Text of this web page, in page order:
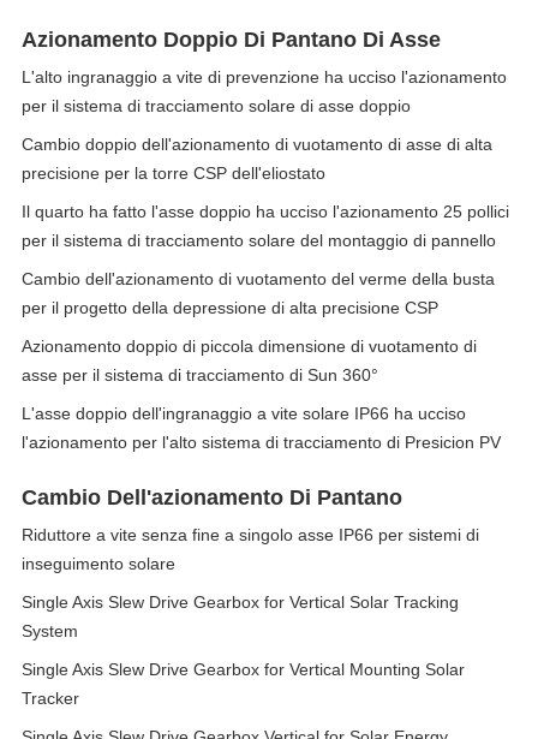
Azionamento Doppio Di Pantano Di Asse
L'alto ingranaggio a vite di prevenzione ha ucciso l'azionamento
per il sistema di tracciamento solare di asse doppio
Cambio doppio dell'azionamento di vuotamento di asse di alta
precisione per la torre CSP dell'eliostato
Il quarto ha fatto l'asse doppio ha ucciso l'azionamento 25 pollici
per il sistema di tracciamento solare del montaggio di pannello
Cambio dell'azionamento di vuotamento del verme della busta
per il progetto della depressione di alta precisione CSP
Azionamento doppio di piccola dimensione di vuotamento di
asse per il sistema di tracciamento di Sun 360°
L'asse doppio dell'ingranaggio a vite solare IP66 ha ucciso
l'azionamento per l'alto sistema di tracciamento di Presicion PV
Cambio Dell'azionamento Di Pantano
Riduttore a vite senza fine a singolo asse IP66 per sistemi di
inseguimento solare
Single Axis Slew Drive Gearbox for Vertical Solar Tracking
System
Single Axis Slew Drive Gearbox for Vertical Mounting Solar
Tracker